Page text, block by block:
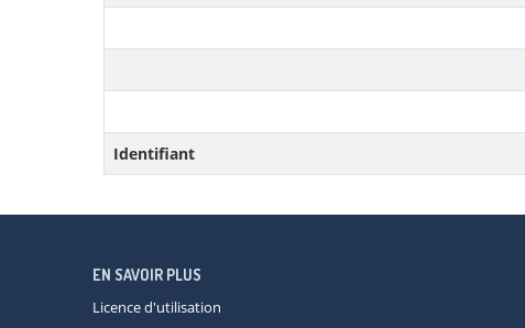
Identifiant
EN SAVOIR PLUS
Licence d'utilisation